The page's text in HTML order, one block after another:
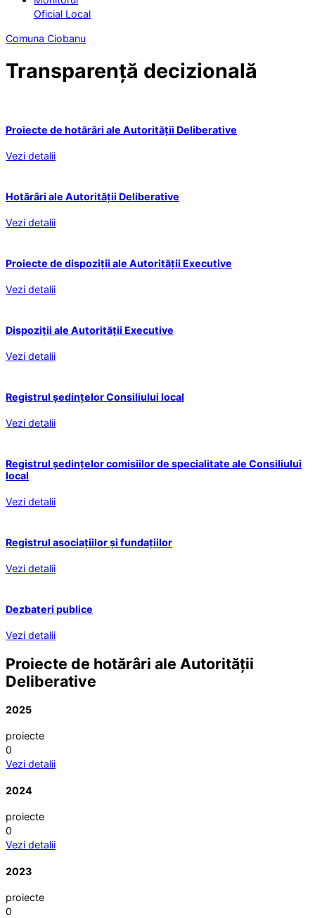
Oficial Local
Comuna Ciobanu
Transparență decizională
Proiecte de hotărâri ale Autorității Deliberative
Vezi detalii
Hotărâri ale Autorității Deliberative
Vezi detalii
Proiecte de dispoziții ale Autorității Executive
Vezi detalii
Dispoziții ale Autorității Executive
Vezi detalii
Registrul ședințelor Consiliului local
Vezi detalii
Registrul ședințelor comisiilor de specialitate ale Consiliului
local
Vezi detalii
Registrul asociațiilor și fundațiilor
Vezi detalii
Dezbateri publice
Vezi detalii
Proiecte de hotărâri ale Autorității
Deliberative
2025
proiecte
0
Vezi detalii
2024
proiecte
0
Vezi detalii
2023
proiecte
0